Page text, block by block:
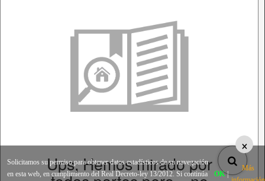
Ups, Hemos mirado por
×
Solicitamos su permiso para obtener datos estadísticos de su navegación
en esta web, en cumplimiento del Real Decreto-ley 13/2012. Si continúa
OK |
Más